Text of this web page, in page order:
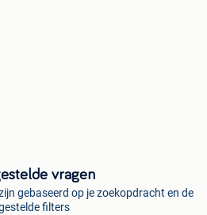
vragen
gebaseerd op je zoekopdracht en de
filters